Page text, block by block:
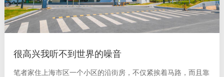
很高兴我听不到世界的噪音
笔者家住上海市区一个小区的沿街房，不仅紧挨着马路，而且靠